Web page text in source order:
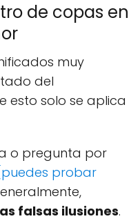
de copas en
muy
del
esto solo se aplica
o pregunta por
probar
falsas ilusiones.